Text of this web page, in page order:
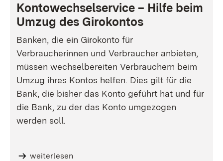
Kontowechselservice – Hilfe beim
Umzug des Girokontos
Banken, die ein Girokonto für
Verbraucherinnen und Verbraucher anbieten,
müssen wechselbereiten Verbrauchern beim
Umzug ihres Kontos helfen. Dies gilt für die
Bank, die bisher das Konto geführt hat und für
die Bank, zu der das Konto umgezogen
werden soll.
weiterlesen